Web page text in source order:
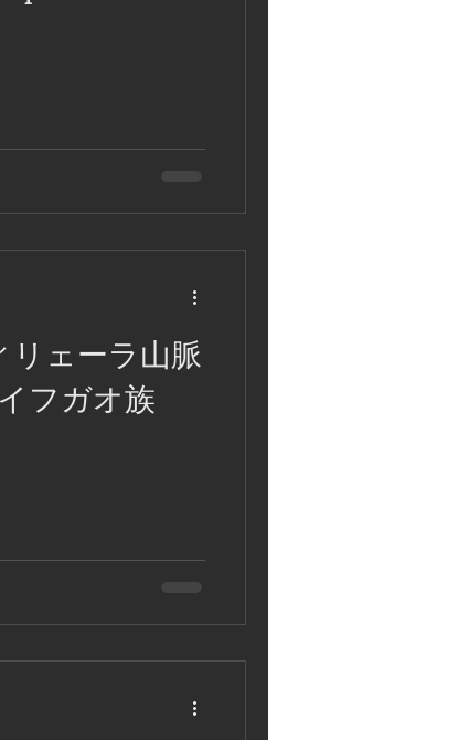
ェーラ山脈
フガオ族